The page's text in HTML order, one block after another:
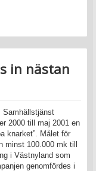
in nästan
Samhällstjänst
2000 till maj 2001 en
knarket”. Målet för
minst 100.000 mk till
i Västnyland som
genomfördes i